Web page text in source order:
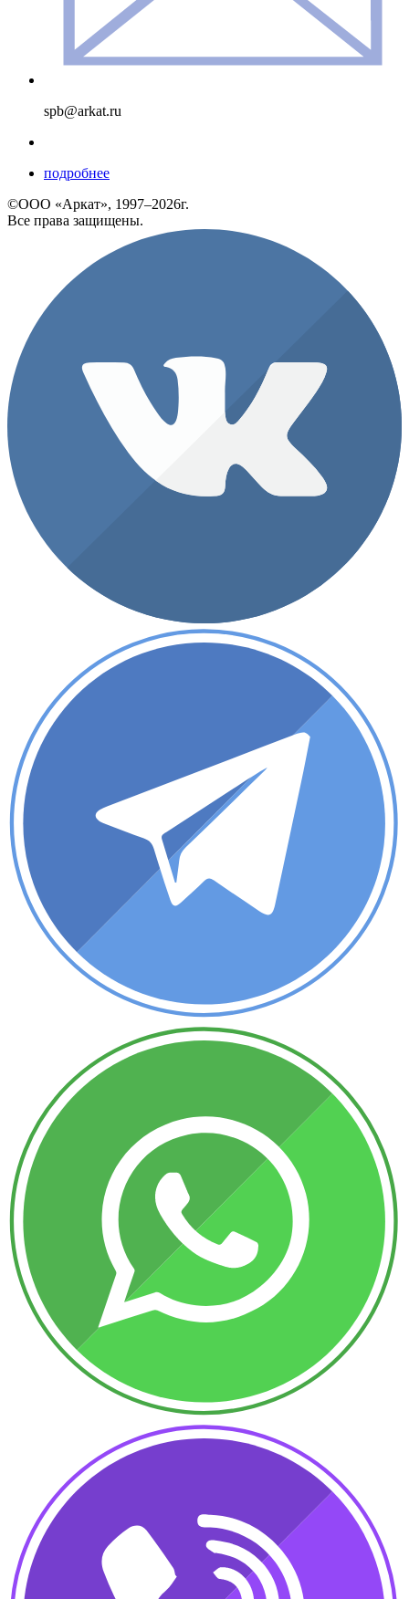
spb@arkat.ru
подробнее
©ООО «Аркат», 1997–2026г.
Все права защищены.